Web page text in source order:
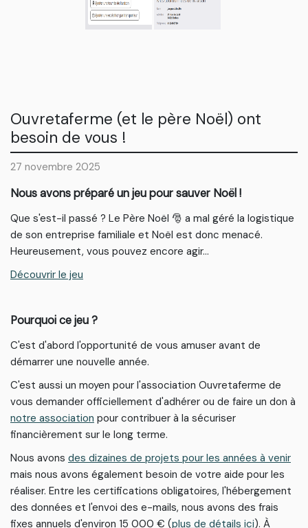
Ouvretaferme (et le père Noël) ont
besoin de vous !
27 novembre 2025
Nous avons préparé un jeu pour sauver Noël !
Que s'est-il passé ? Le Père Noël 🎅 a mal géré la logistique
de son entreprise familiale et Noël est donc menacé.
Heureusement, vous pouvez encore agir...
Découvrir le jeu
Pourquoi ce jeu ?
C'est d'abord l'opportunité de vous amuser avant de
démarrer une nouvelle année.
C'est aussi un moyen pour l'association Ouvretaferme de
vous demander officiellement d'adhérer ou de faire un don à
notre association pour contribuer à la sécuriser
financièrement sur le long terme.
Nous avons des dizaines de projets pour les années à venir
mais nous avons également besoin de votre aide pour les
réaliser. Entre les certifications obligatoires, l'hébergement
des données et l'envoi des e-mails, nous avons des frais
fixes annuels d'environ 15 000 € (plus de détails ici). À